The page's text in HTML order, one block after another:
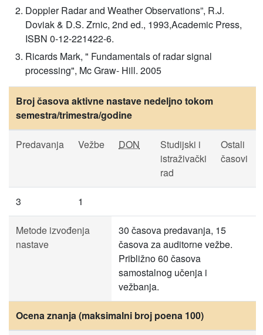
Doppler Radar and Weather Observations”, R.J.
Doviak & D.S. Zrnic, 2nd ed., 1993,Academic Press,
ISBN 0-12-221422-6.
Ricards Mark, " Fundamentals of radar signal
processing", Mc Graw- Hill. 2005
Broj časova aktivne nastave nedeljno tokom
semestra/trimestra/godine
Predavanja Vežbe DON
Studijski i
istraživački
rad
Ostali
časovi
3 1
Metode izvođenja
nastave
30 časova predavanja, 15
časova za auditorne vežbe.
Približno 60 časova
samostalnog učenja i
vežbanja.
Ocena znanja (maksimalni broj poena 100)